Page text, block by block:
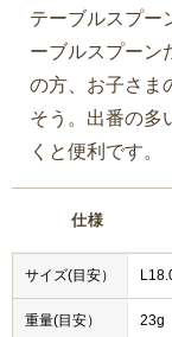
テーブルスプー
ーブルスプーン
の方、お子さま
そう。出番の多
くと便利です。
仕様
サイズ(目安）
重量(目安） 23g